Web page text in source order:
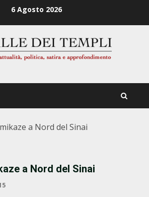
6 Agosto 2026
a Nord del Sinai
a Nord del Sinai